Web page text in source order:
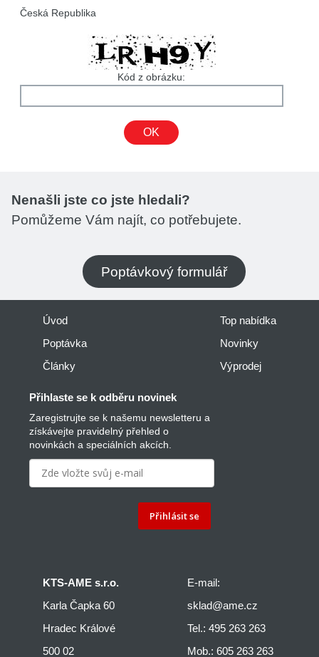
Česká Republika
Kód z obrázku:
OK
Nenašli jste co jste hledali?
Pomůžeme Vám najít, co potřebujete.
Poptávkový formulář
Úvod
Poptávka
Články
Top nabídka
Novinky
Výprodej
Přihlaste se k odběru novinek
Zaregistrujte se k našemu newsletteru a
získávejte pravidelný přehled o
novinkách a speciálních akcích.
Přihlásit se
KTS-AME s.r.o.
Karla Čapka 60
Hradec Králové
500 02
E-mail:
sklad@ame.cz
Tel.: 495 263 263
Mob.: 605 263 263